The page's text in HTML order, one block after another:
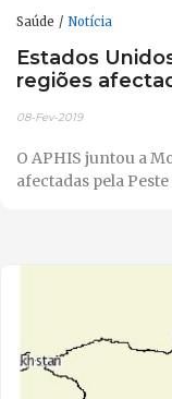
Saúde Notícia
Estados
regiões
08-Fev-2019
O APHIS juntou a
afectadas pela